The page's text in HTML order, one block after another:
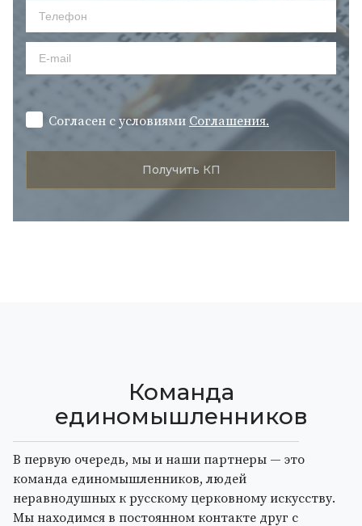
Согласен с условиями Cоглашения.
Команда
единомышленников
В первую очередь, мы и наши партнеры — это
команда единомышленников, людей
неравнодушных к русскому церковному искусству.
Мы находимся в постоянном контакте друг с